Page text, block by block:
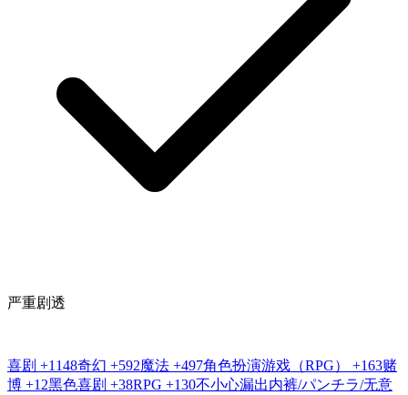
严重剧透
喜剧 +1148奇幻 +592魔法 +497角色扮演游戏（RPG） +163赌
博 +12黑色喜剧 +38RPG +130不小心漏出内裤/パンチラ/无意